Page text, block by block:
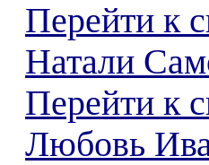
Перейти к
Натали
Перейти к
Любовь